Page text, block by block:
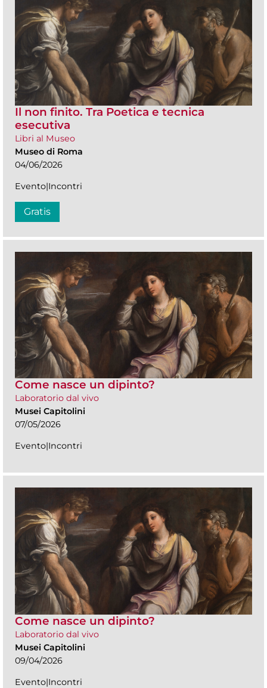
Il non finito. Tra Poetica e tecnica
esecutiva
Libri al Museo
Museo di Roma
04/06/2026
Evento|Incontri
Gratis
Come nasce un dipinto?
Laboratorio dal vivo
Musei Capitolini
07/05/2026
Evento|Incontri
Come nasce un dipinto?
Laboratorio dal vivo
Musei Capitolini
09/04/2026
Evento|Incontri